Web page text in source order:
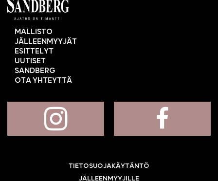
MALLISTO
JÄLLEENMYYJÄT
ESITTELYT
UUTISET
SANDBERG
OTA YHTEYTTÄ
TIETOSUOJAKÄYTÄNTÖ
JÄLLEENMYYJILLE